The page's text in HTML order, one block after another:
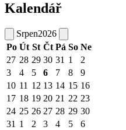
Kalendář
Srpen2026
Po Út St Čt Pá So Ne
27 28 29 30 31 1
2
3
4 5 6 7 8
9
10 11 12 13 14 15 16
17 18 19 20 21 22 23
24 25 26 27 28 29 30
31 1 2 3 4 5 6